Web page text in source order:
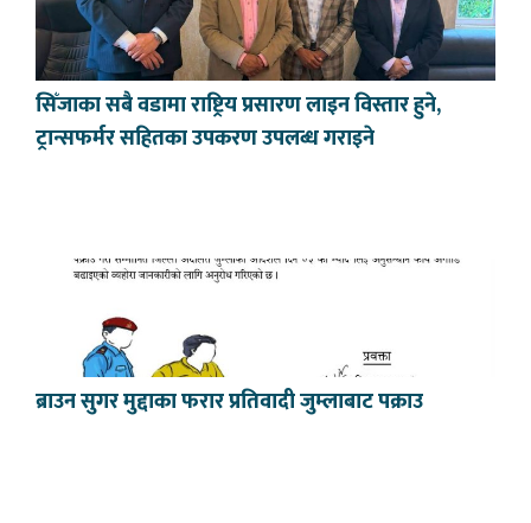
सिँजाका सबै वडामा राष्ट्रिय प्रसारण लाइन विस्तार हुने,
ट्रान्सफर्मर सहितका उपकरण उपलब्ध गराइने
ब्राउन सुगर मुद्दाका फरार प्रतिवादी जुम्लाबाट पक्राउ